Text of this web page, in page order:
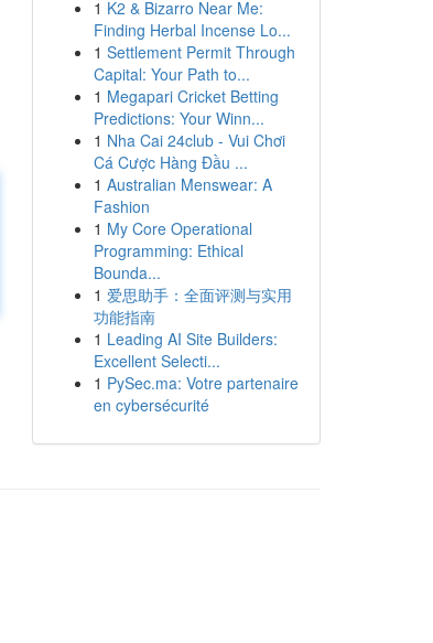
1 K2 & Bizarro Near Me:
Finding Herbal Incense Lo...
1 Settlement Permit Through
Capital: Your Path to...
1 Megapari Cricket Betting
Predictions: Your Winn...
1 Nha Cai 24club - Vui Chơi
Cá Cược Hàng Đầu ...
1 Australian Menswear: A
Fashion
1 My Core Operational
Programming: Ethical
Bounda...
1 爱思助手：全面评测与实用
功能指南
1 Leading AI Site Builders:
Excellent Selecti...
1 PySec.ma: Votre partenaire
en cybersécurité